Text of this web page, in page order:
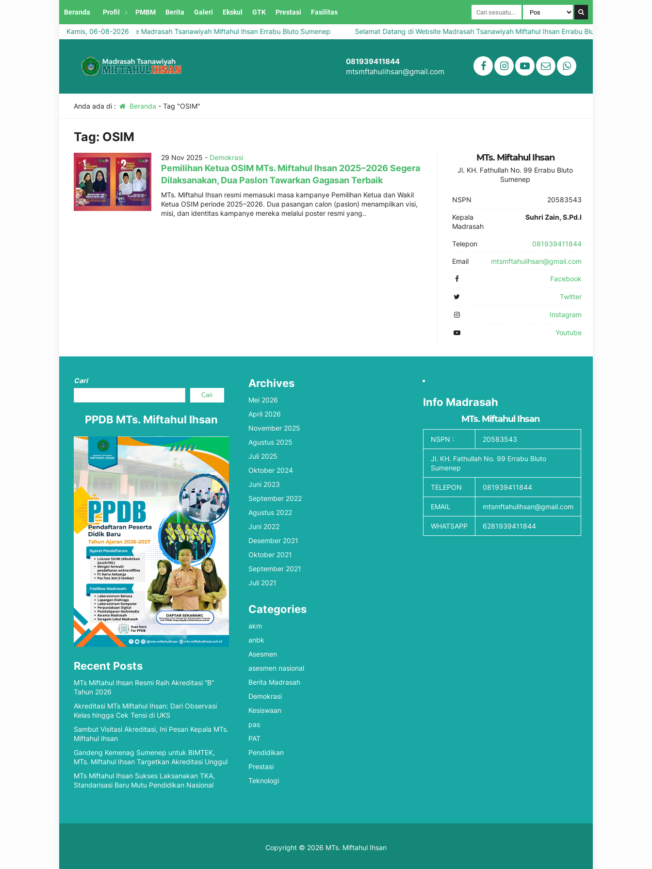
Beranda Profil PMBM Berita Galeri Ekskul GTK Prestasi Fasilitas
Kamis, 06-08-2026
Selamat Datang di Website Madrasah Tsanawiyah Miftahul Ihsan Errabu Bluto Sumenep Selamat Datang di Website Madrasah Tsanawiyah Miftahul Ihsan Errabu Bluto Sumenep
081939411844
mtsmftahulihsan@gmail.com
Anda ada di : Beranda - Tag "OSIM"
Tag: OSIM
29 Nov 2025 - Demokrasi
Pemilihan Ketua OSIM MTs. Miftahul Ihsan 2025–2026 Segera
Dilaksanakan, Dua Paslon Tawarkan Gagasan Terbaik
MTs. Miftahul Ihsan resmi memasuki masa kampanye Pemilihan Ketua dan Wakil
Ketua OSIM periode 2025–2026. Dua pasangan calon (paslon) menampilkan visi,
misi, dan identitas kampanye mereka melalui poster resmi yang..
MTs. Miftahul Ihsan
Jl. KH. Fathullah No. 99 Errabu Bluto
Sumenep
NSPN 20583543
Kepala
Madrasah
Suhri Zain, S.Pd.I
Telepon 081939411844
Email mtsmftahulihsan@gmail.com
Facebook
Twitter
Instagram
Youtube
Cari
Cari
PPDB MTs. Miftahul Ihsan
Recent Posts
MTs Miftahul Ihsan Resmi Raih Akreditasi “B”
Tahun 2026
Akreditasi MTs Miftahul Ihsan: Dari Observasi
Kelas hingga Cek Tensi di UKS
Sambut Visitasi Akreditasi, Ini Pesan Kepala MTs.
Miftahul Ihsan
Gandeng Kemenag Sumenep untuk BIMTEK,
MTs. Miftahul Ihsan Targetkan Akreditasi Unggul
MTs Miftahul Ihsan Sukses Laksanakan TKA,
Standarisasi Baru Mutu Pendidikan Nasional
Archives
Mei 2026
April 2026
November 2025
Agustus 2025
Juli 2025
Oktober 2024
Juni 2023
September 2022
Agustus 2022
Juni 2022
Desember 2021
Oktober 2021
September 2021
Juli 2021
Categories
akm
anbk
Asesmen
asesmen nasional
Berita Madrasah
Demokrasi
Kesiswaan
pas
PAT
Pendidikan
Prestasi
Teknologi
Info Madrasah
MTs. Miftahul Ihsan
NSPN : 20583543
Jl. KH. Fathullah No. 99 Errabu Bluto
Sumenep
TELEPON 081939411844
EMAIL mtsmftahulihsan@gmail.com
WHATSAPP 6281939411844
Copyright © 2026 MTs. Miftahul Ihsan